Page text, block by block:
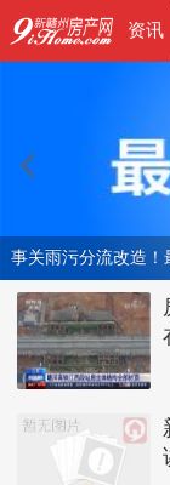
资讯
事关雨污分流改造！